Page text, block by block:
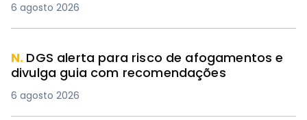
6 agosto 2026
N. DGS alerta para risco de afogamentos e
divulga guia com recomendações
6 agosto 2026